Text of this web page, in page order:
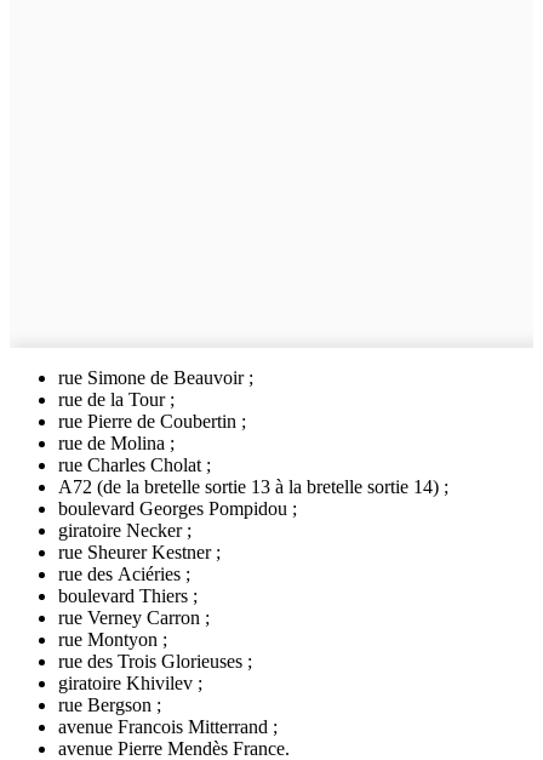
rue Simone de Beauvoir ;
rue de la Tour ;
rue Pierre de Coubertin ;
rue de Molina ;
rue Charles Cholat ;
A72 (de la bretelle sortie 13 à la bretelle sortie 14) ;
boulevard Georges Pompidou ;
giratoire Necker ;
rue Sheurer Kestner ;
rue des Aciéries ;
boulevard Thiers ;
rue Verney Carron ;
rue Montyon ;
rue des Trois Glorieuses ;
giratoire Khivilev ;
rue Bergson ;
avenue Francois Mitterrand ;
avenue Pierre Mendès France.